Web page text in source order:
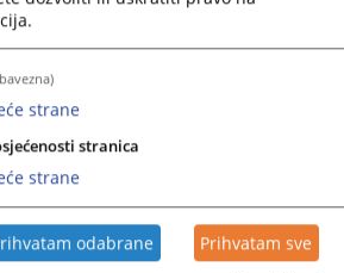
shortcuts
for
dates.
strane
stranica
strane
odabrane Prihvatam sve